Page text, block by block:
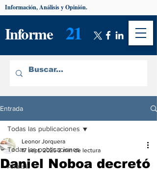
Informe 21
Información, Análisis y Opinión.
Entrada
Todas las publicaciones
Análisis
Todas las publicaciones
Daniel Noboa decretó
Leonor Jorquera
17 sept. 2025 2 min de lectura